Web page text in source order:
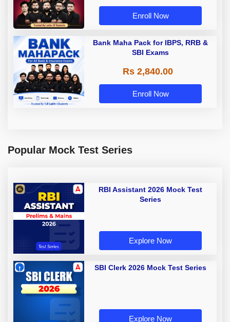
Enroll Now
Bank Maha Pack for IBPS, RRB &
SBI Exams
Rs 2,840.00
Enroll Now
Popular Mock Test Series
RBI Assistant 2026 Mock Test
Series
Explore Now
SBI Clerk 2026 Mock Test Series
Explore Now